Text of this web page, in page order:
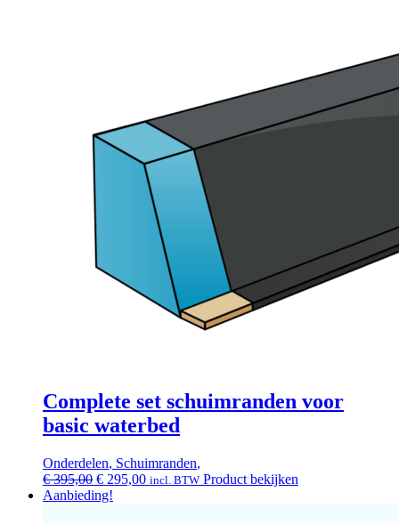
Complete set schuimranden voor
basic waterbed
Onderdelen, Schuimranden,
€395,00 Oorspronkelijke
prijs
€ 295,00Huidige
incl. BTW Product bekijken
Aanbieding!